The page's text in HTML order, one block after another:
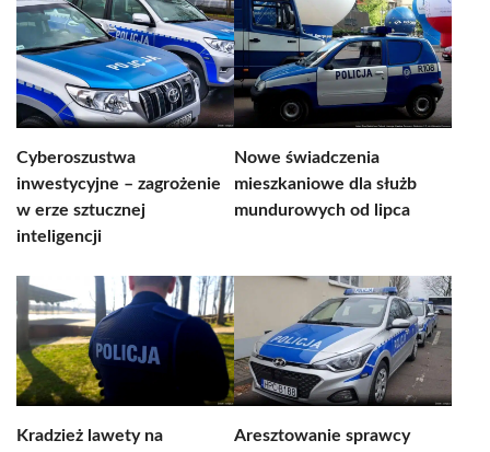
Cyberoszustwa
inwestycyjne – zagrożenie
w erze sztucznej
inteligencji
Nowe świadczenia
mieszkaniowe dla służb
mundurowych od lipca
Kradzież lawety na
Aresztowanie sprawcy